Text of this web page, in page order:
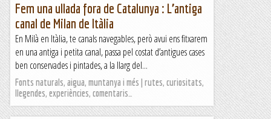
Fem una ullada fora de Catalunya : L’antiga
canal de Milan de Itàlia
En Milà en Itàlia, te canals navegables, però avui ens fitxarem
en una antiga i petita canal, passa pel costat d’antigues cases
ben conservades i pintades, a la llarg del...
Fonts naturals, aigua, muntanya i més | rutes, curiositats,
llegendes, experiències, comentaris…